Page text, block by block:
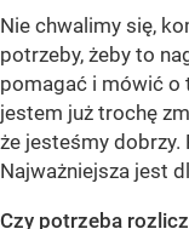
Nie chwalimy się,
potrzeby, żeby to
pomagać i mówić o
jestem już trochę
że jesteśmy dobrzy.
Najważniejsza jest
Czy potrzeba